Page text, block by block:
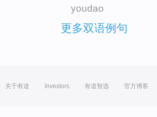
youdao
更多双语例句
关于有道 Investors 有道智选 官方博客